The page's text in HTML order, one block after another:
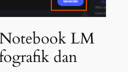
LM
dan